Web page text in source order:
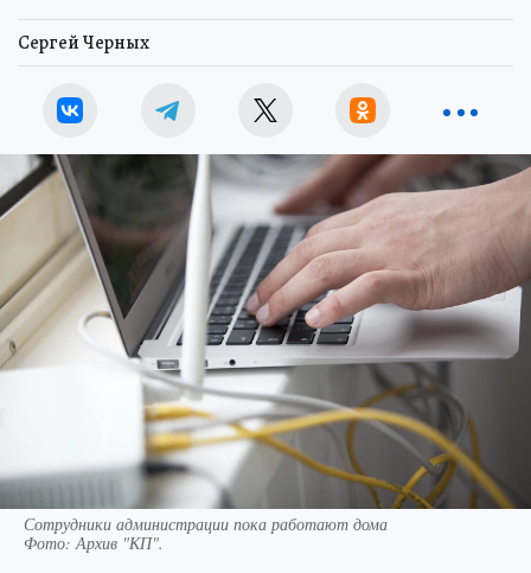
Сергей Черных
Сотрудники администрации пока работают дома
Фото:Архив "КП".